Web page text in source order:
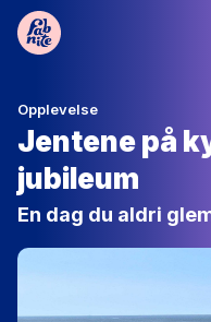
Opplevelse
Jentene på
jubileum
En dag du aldri